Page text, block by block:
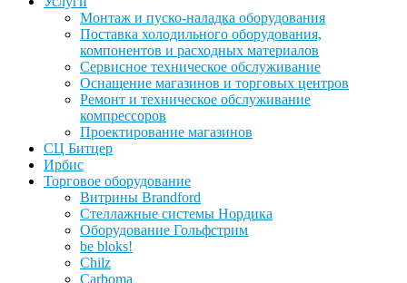
Монтаж и пуско-наладка оборудования
Поставка холодильного оборудования,
компонентов и расходных материалов
Сервисное техническое обслуживание
Оснащение магазинов и торговых центров
Ремонт и техническое обслуживание
компрессоров
Проектирование магазинов
СЦ Битцер
Ирбис
Торговое оборудование
Витрины Brandford
Стеллажные системы Нордика
Оборудование Гольфстрим
be bloks!
Chilz
Carboma